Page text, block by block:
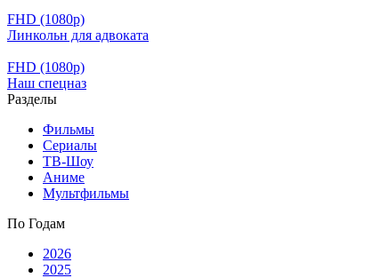
FHD (1080p)
Линкольн для адвоката
FHD (1080p)
Наш спецназ
Разделы
Фильмы
Сериалы
ТВ-Шоу
Аниме
Мультфильмы
По Годам
2026
2025